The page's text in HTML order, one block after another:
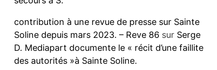
contribution à une revue de presse sur Sainte
Soline depuis mars 2023. – Reve 86 sur Serge
D. Mediapart documente le « récit d’une faillite
des autorités »à Sainte Soline.